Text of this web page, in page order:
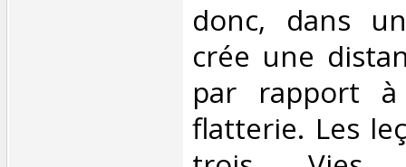
donc, dans
crée une
par rapport
flatterie. Les